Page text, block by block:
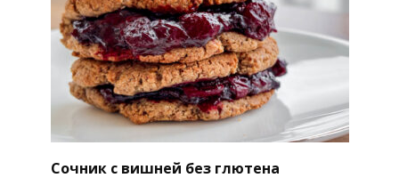
Сочник с вишней без глютена